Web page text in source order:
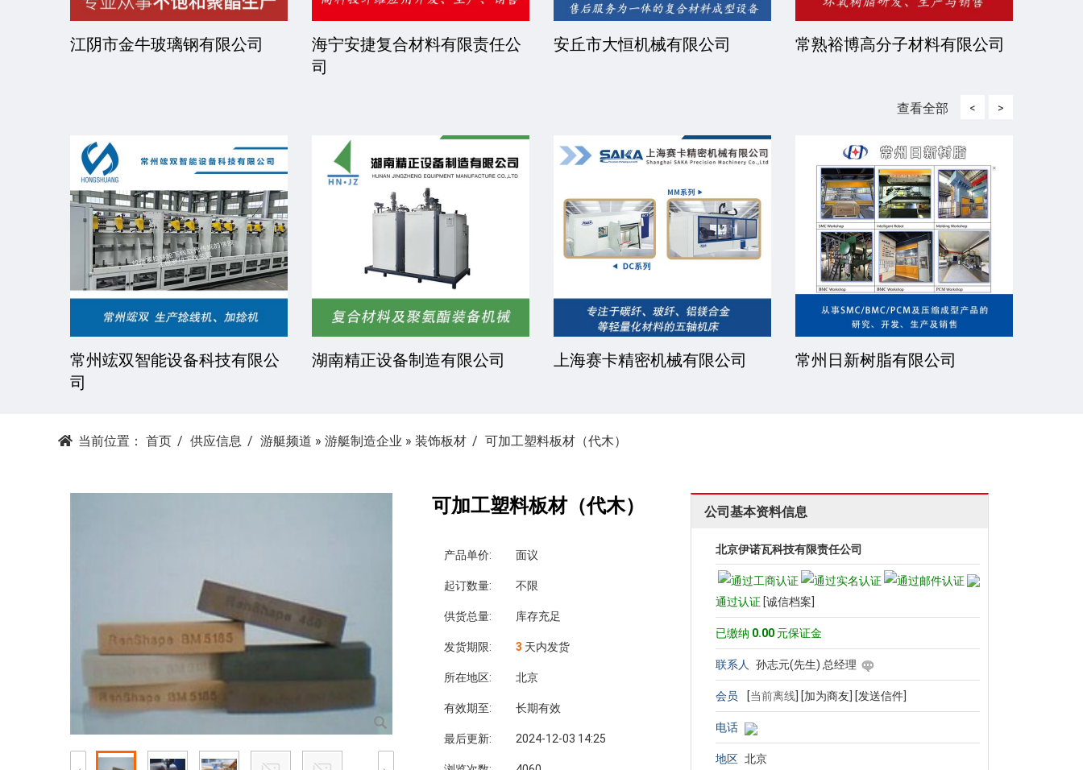
京华派克邯郸机械科技有限公
福建省睿步智能装备有限公司
北京中远恒达涂装设备有限公
北京伊诺瓦科技有限公司
查看全部 <
湘潭科达机械设备有限公司 东莞市凯文化工有限公司 安徽金骏复合材料有限公司 厦门一诺得复合材料有限公司
>
当前位置： 首页 供应信息 游艇频道 » 游艇制造企业 » 装饰板材 可加工塑料板材（代木）
可加工塑料板材（代木）
产品单价: 面议
起订数量: 不限
供货总量: 库存充足
发货期限: 3 天内发货
所在地区: 北京
有效期至: 长期有效
最后更新: 2024-12-03 14:25
公司基本资料信息
北京伊诺瓦科技有限责任公司
通过认证 [诚信档案]
已缴纳 0.00 元保证金
联系人 孙志元(先生) 总经理
会员 [当前离线 [加为商友] [发送信件]
电话
地区 北京